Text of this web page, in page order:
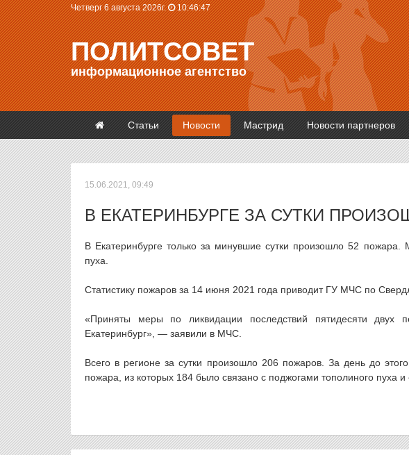
Четверг 6 августа 2026г. 10:46:47
ПОЛИТСОВЕТ
информационное агентство
Статьи Новости Мастрид Новости партнеров
15.06.2021, 09:49
В ЕКАТЕРИНБУРГЕ ЗА СУТКИ
В Екатеринбурге только за минувшие сутки произошло 52
пуха.
Статистику пожаров за 14 июня 2021 года приводит ГУ МЧС по
«Приняты меры по ликвидации последствий пятидесяти двух
Екатеринбург», — заявили в МЧС.
Всего в регионе за сутки произошло 206 пожаров. За день до
пожара, из которых 184 было связано с поджогами тополиного пуха и